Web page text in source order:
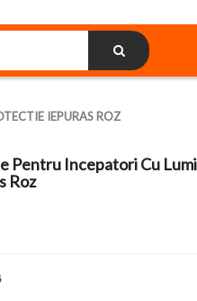
IEPURAS ROZ
Pentru Incepatori Cu
Roz